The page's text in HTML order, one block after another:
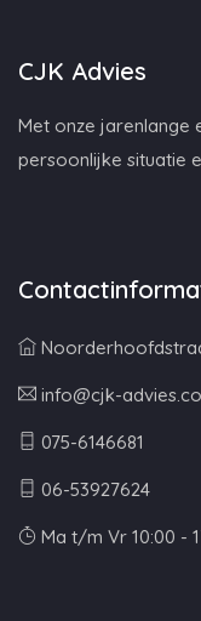
CJK Advies
Met onze jarenlange
persoonlijke situatie
info@cjk-
075-6146681
06-53927624
Ma t/m Vr 10:00 -